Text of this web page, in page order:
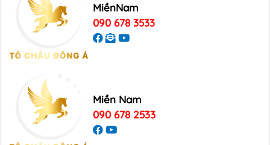
MiềnNam
090 678 3533
Miền Nam
090 678 2533